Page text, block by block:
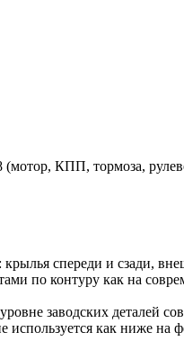
КПП, тормоза,
спереди и сзади,
по контуру как на
заводских деталей
как ниже на